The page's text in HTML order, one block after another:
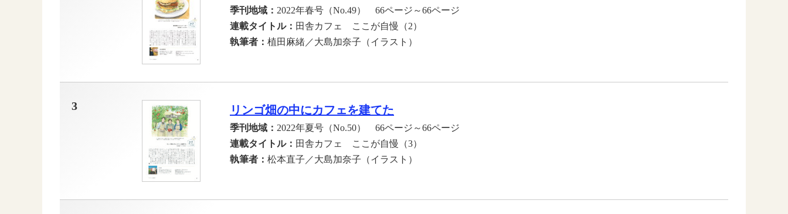
季刊地域： 2022年春号（No.49） 66ページ～66ページ
連載タイトル： 田舎カフェ ここが自慢（2）
執筆者： 植田麻緒／大島加奈子（イラスト）
3 リンゴ畑の中にカフェを建てた
季刊地域： 2022年夏号（No.50） 66ページ～66ページ
連載タイトル： 田舎カフェ ここが自慢（3）
執筆者： 松本直子／大島加奈子（イラスト）